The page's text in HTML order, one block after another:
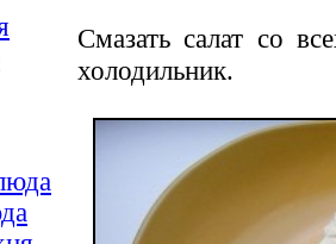
Смазать салат со
холодильник.